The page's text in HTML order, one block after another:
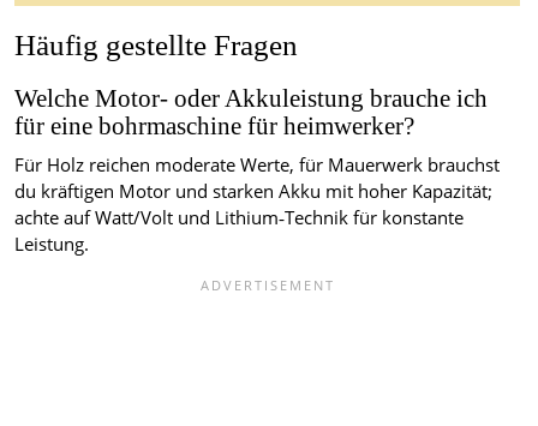
Häufig gestellte Fragen
Welche Motor‑ oder Akkuleistung brauche ich
für eine bohrmaschine für heimwerker?
Für Holz reichen moderate Werte, für Mauerwerk brauchst
du kräftigen Motor und starken Akku mit hoher Kapazität;
achte auf Watt/Volt und Lithium‑Technik für konstante
Leistung.